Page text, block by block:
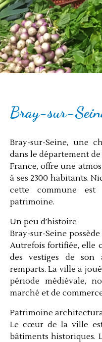
Bray-sur-
Bray-sur-Seine, une
dans le département
France, offre une
à ses 2300 habitants.
cette commune
patrimoine.
Un peu d’histoire
Bray-sur-Seine
Autrefois fortifiée, elle
des vestiges de son
remparts. La ville a
période médiévale,
marché et de
Patrimoine
Le cœur de la ville
bâtiments historiques.